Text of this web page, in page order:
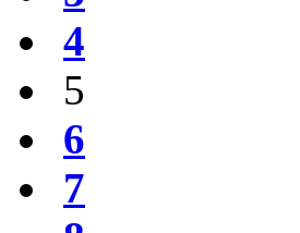
4
5
6
7